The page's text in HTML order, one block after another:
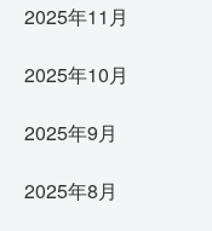
2025年11月
2025年10月
2025年9月
2025年8月